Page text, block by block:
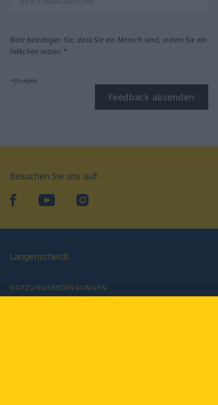
Bitte bestätigen Sie, dass Sie ein Mensch sind, indem Sie ein
Häkchen setzen.*
*Pflichtfeld
Feedback absenden
Besuchen Sie uns auf:
facebookYouTube Instagram
Langenscheidt
NUTZUNGSBEDINGUNGEN